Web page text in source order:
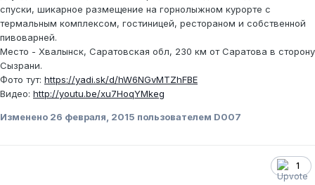
спуски, шикарное размещение на горнолыжном курорте с
термальным комплексом, гостиницей, рестораном и собственной
пивоварней.
Место - Хвалынск, Саратовская обл, 230 км от Саратова в сторону
Сызрани.
Фото тут: https://yadi.sk/d/hW6NGvMTZhFBE
Видео: http://youtu.be/xu7HoqYMkeg
Изменено 26 февраля, 2015 пользователем D007
1